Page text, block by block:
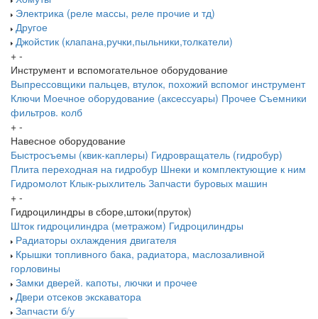
Электрика (реле массы, реле прочие и тд)
Другое
Джойстик (клапана,ручки,пыльники,толкатели)
+ -
Инструмент и вспомогательное оборудование
Выпрессовщики пальцев, втулок, похожий вспомог инструмент
Ключи Моечное оборудование (аксессуары) Прочее Съемники
фильтров. колб
+ -
Навесное оборудование
Быстросъемы (квик-каплеры) Гидровращатель (гидробур)
Плита переходная на гидробур Шнеки и комплектующие к ним
Гидромолот Клык-рыхлитель Запчасти буровых машин
+ -
Гидроцилиндры в сборе,штоки(пруток)
Шток гидроцилиндра (метражом) Гидроцилиндры
Радиаторы охлаждения двигателя
Крышки топливного бака, радиатора, маслозаливной
горловины
Замки дверей. капоты, лючки и прочее
Двери отсеков экскаватора
Запчасти б/у